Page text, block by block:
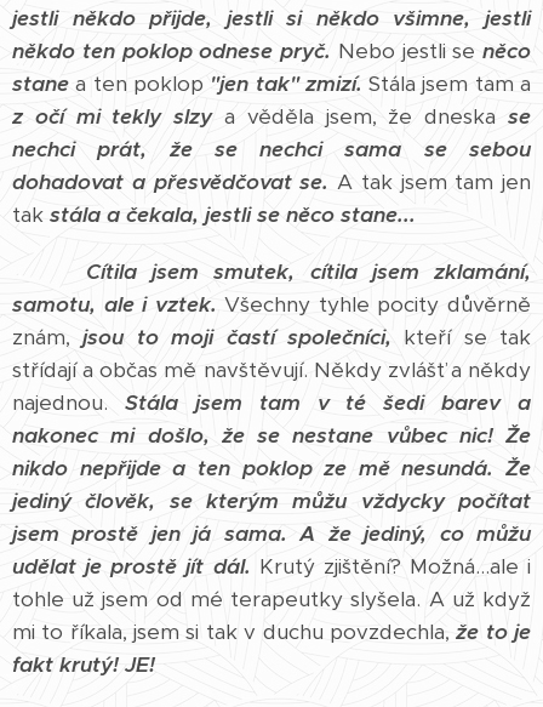
jestli někdo přijde, jestli si někdo všimne, jestli
někdo ten poklop odnese pryč. Nebo jestli se něco
stane a ten poklop "jen tak" zmizí. Stála jsem tam a
z očí mi tekly slzya věděla jsem, že dneskase
nechci prát, že se nechci sama se sebou
dohadovat a přesvědčovat se. A tak jsem tam jen
tak stála a čekala, jestli se něco stane...
Cítila jsem smutek, cítila jsem zklamání,
samotu, ale i vztek. Všechny tyhle pocity důvěrně
znám,jsou to moji častí společníci, kteří se tak
střídají a občas mě navštěvují. Někdy zvlášť a někdy
najednou. Stála jsem tam v té šedi barev a
nakonec mi došlo, že se nestane vůbec nic! Že
nikdo nepřijde a ten poklop ze mě nesundá. Že
jediný člověk, se kterým můžu vždycky počítat
jsem prostě jen já sama. A že jediný, co můžu
udělat je prostě jít dál. Krutý zjištění? Možná...ale i
tohle už jsem od mé terapeutky slyšela. A už když
mi to říkala, jsem si tak v duchu povzdechla,že to je
fakt krutý! JE!